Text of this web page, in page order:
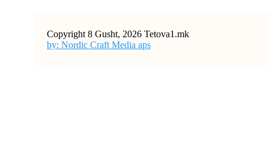
Copyright 8 Gusht, 2026 Tetova1.mk
by: Nordic Craft Media aps